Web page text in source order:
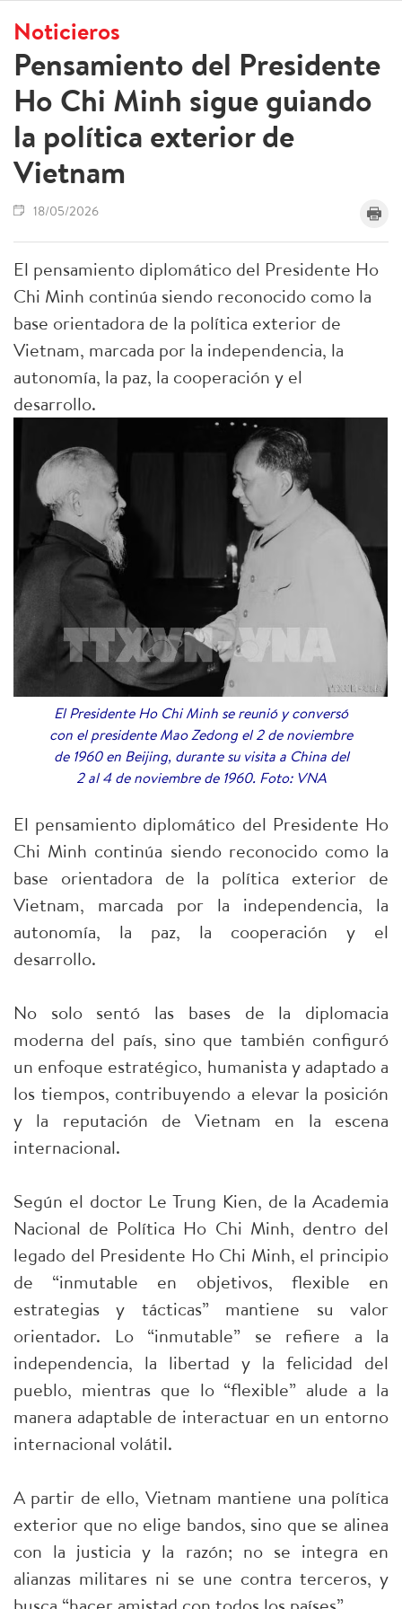
Noticieros
Pensamiento del Presidente
Ho Chi Minh sigue guiando
la política exterior de
Vietnam
18/05/2026
El pensamiento diplomático del Presidente Ho
Chi Minh continúa siendo reconocido como la
base orientadora de la política exterior de
Vietnam, marcada por la independencia, la
autonomía, la paz, la cooperación y el
desarrollo.
El Presidente Ho Chi Minh se reunió y conversó
con el presidente Mao Zedong el 2 de noviembre
de 1960 en Beijing, durante su visita a China del
2 al 4 de noviembre de 1960. Foto: VNA
El pensamiento diplomático del Presidente Ho
Chi Minh continúa siendo reconocido como la
base orientadora de la política exterior de
Vietnam, marcada por la independencia, la
autonomía, la paz, la cooperación y el
desarrollo.
No solo sentó las bases de la diplomacia
moderna del país, sino que también configuró
un enfoque estratégico, humanista y adaptado a
los tiempos, contribuyendo a elevar la posición
y la reputación de Vietnam en la escena
internacional.
Según el doctor Le Trung Kien, de la Academia
Nacional de Política Ho Chi Minh, dentro del
legado del Presidente Ho Chi Minh, el principio
de “inmutable en objetivos, flexible en
estrategias y tácticas” mantiene su valor
orientador. Lo “inmutable” se refiere a la
independencia, la libertad y la felicidad del
pueblo, mientras que lo “flexible” alude a la
manera adaptable de interactuar en un entorno
internacional volátil.
A partir de ello, Vietnam mantiene una política
exterior que no elige bandos, sino que se alinea
con la justicia y la razón; no se integra en
alianzas militares ni se une contra terceros, y